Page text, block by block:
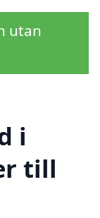
utan
i
till